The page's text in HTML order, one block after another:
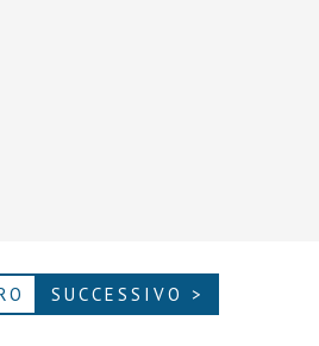
SUCCESSIVO >